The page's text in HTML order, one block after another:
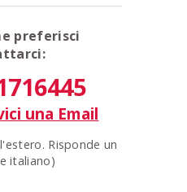
preferisci
una Email
Risponde un
italiano)